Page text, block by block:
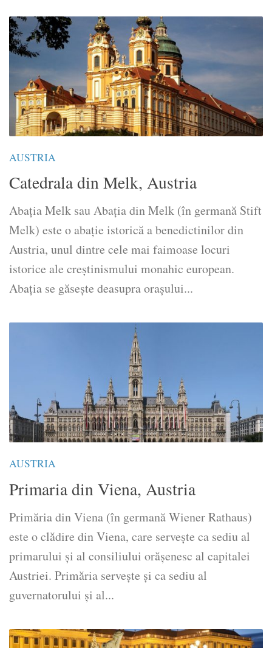
AUSTRIA
Catedrala din Melk, Austria
Abația Melk sau Abația din Melk (în germană Stift
Melk) este o abație istorică a benedictinilor din
Austria, unul dintre cele mai faimoase locuri
istorice ale creștinismului monahic european.
Abația se găsește deasupra orașului...
AUSTRIA
Primaria din Viena, Austria
Primăria din Viena (în germană Wiener Rathaus)
este o clădire din Viena, care servește ca sediu al
primarului și al consiliului orășenesc al capitalei
Austriei. Primăria servește și ca sediu al
guvernatorului și al...